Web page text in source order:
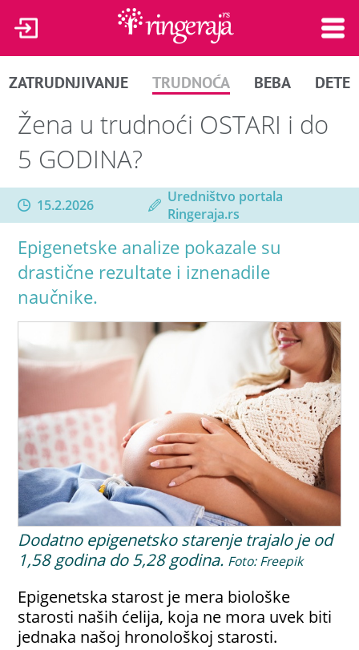
ZATRUDNJIVANJE TRUDNOĆA BEBA DETE
Žena u trudnoći OSTARI i do
5 GODINA?
15.2.2026
Uredništvo portala
Ringeraja.rs
Epigenetske analize pokazale su
drastične rezultate i iznenadile
naučnike.
Dodatno epigenetsko starenje trajalo je od
1,58 godina do 5,28 godina. Foto: Freepik
Epigenetska starost je mera biološke
starosti naših ćelija, koja ne mora uvek biti
jednaka našoj hronološkoj starosti.